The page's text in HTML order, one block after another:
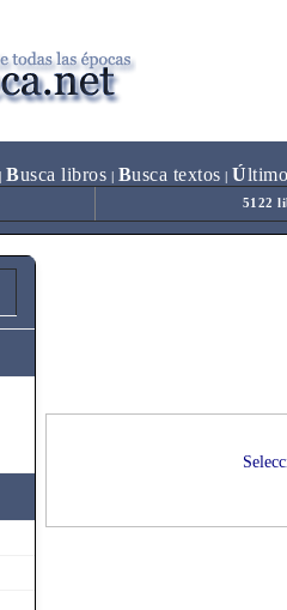
Busca libros Busca textos Ú
5122